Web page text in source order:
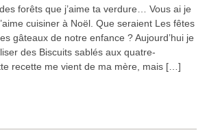
forêts que j’aime ta verdure… Vous ai je
cuisiner à Noël. Que seraient Les fêtes
gâteaux de notre enfance ? Aujourd’hui je
des Biscuits sablés aux quatre-
recette me vient de ma mère, mais […]